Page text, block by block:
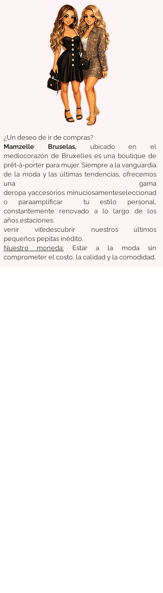
¿Un deseo de ir de compras?
Mamzelle Bruselas, ubicado en el
mediocorazón de Bruxelles es una boutique de
prêt-à-porter para mujer. Siempre a la vanguardia
de la moda y las últimas tendencias, ofrecemos
una gama
deropa yaccesorios minuciosamenteseleccionad
o paraamplificartu estilo personal,
constantemente renovado a lo largo de los
años estaciones.
venir vitedescubrir nuestros últimos
pequeños pepitas inédito.
Nuestro moneda:
Estar a la moda sin
comprometer el costo, la calidad y la comodidad.